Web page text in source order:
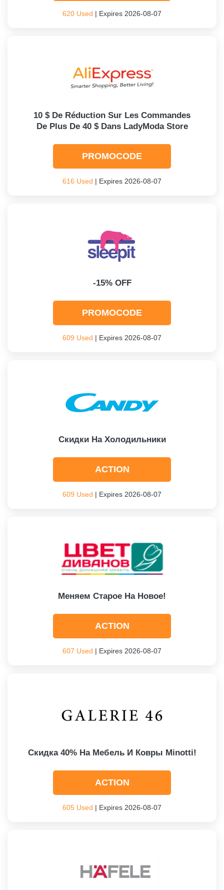
620 Used | Expires 2026-08-07
10 $ De Réduction Sur Les Commandes
De Plus De 40 $ Dans LadyModa Store
PROMOCODE
616 Used | Expires 2026-08-07
-15% OFF
PROMOCODE
609 Used | Expires 2026-08-07
Скидки На Холодильники
ACTION
609 Used | Expires 2026-08-07
Меняем Старое На Новое!
ACTION
607 Used | Expires 2026-08-07
Скидка 40% На Мебель И Ковры Minotti!
ACTION
605 Used | Expires 2026-08-07